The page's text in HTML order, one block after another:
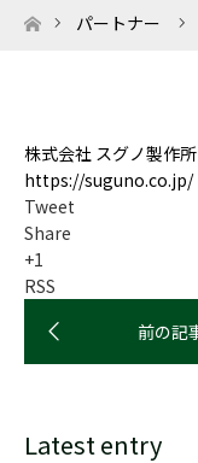
ホーム
パートナー
株式会社 スグノ製作所
https://suguno.co.jp/
Tweet
Share
+1
RSS
Latest entry